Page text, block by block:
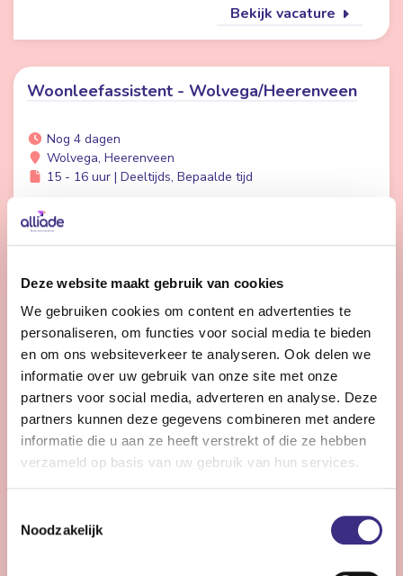
Deze website maakt gebruik van cookies
We gebruiken cookies om content en advertenties te
personaliseren, om functies voor social media te bieden
en om ons websiteverkeer te analyseren. Ook delen we
informatie over uw gebruik van onze site met onze
partners voor social media, adverteren en analyse. Deze
partners kunnen deze gegevens combineren met andere
informatie die u aan ze heeft verstrekt of die ze hebben
verzameld op basis van uw gebruik van hun services.
Noodzakelijk
Bekijk vacature
Woonleefassistent - Wolvega/Heerenveen
Nog 4 dagen
Wolvega, Heerenveen
15 - 16 uur | Deeltijds, Bepaalde tijd
Vind je het leuk om een praatje te maken met
bewoners en ze een fijne dag te bezorgen? Dan
Bekijk vacature
Pedagogisch medewerker -
kinderdagcentrum - Heerenveen
Heerenveen
Wil jij samen met ons bouwen aan een omgeving